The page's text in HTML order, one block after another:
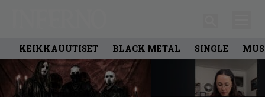
KEIKKAUUTISET BLACK METAL SINGLE